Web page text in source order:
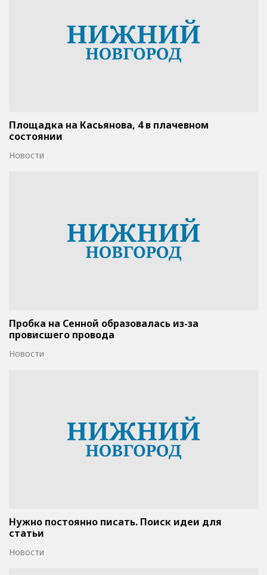
Площадка на Касьянова, 4 в плачевном
состоянии
Новости
Пробка на Сенной образовалась из-за
провисшего провода
Новости
Нужно постоянно писать. Поиск идеи для
статьи
Новости